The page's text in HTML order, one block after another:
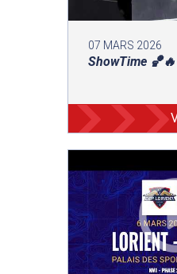
07 MARS 2026
ShowTime 🏀🔥